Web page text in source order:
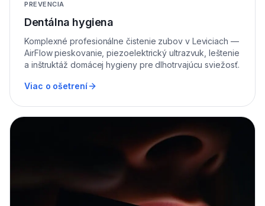
PREVENCIA
Dentálna hygiena
Komplexné profesionálne čistenie zubov v Leviciach —
AirFlow pieskovanie, piezoelektrický ultrazvuk, leštenie
a inštruktáž domácej hygieny pre dlhotrvajúcu sviežosť.
Viac o ošetrení